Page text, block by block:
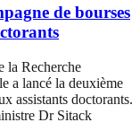
de bourses
la Recherche
a lancé la deuxième
assistants doctorants.
Dr Sitack